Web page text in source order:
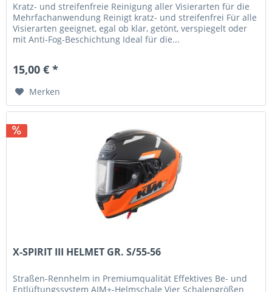
Kratz- und streifenfreie Reinigung aller Visierarten für die
Mehrfachanwendung Reinigt kratz- und streifenfrei Für alle
Visierarten geeignet, egal ob klar, getönt, verspiegelt oder
mit Anti-Fog-Beschichtung Ideal für die...
15,00 € *
Merken
X-SPIRIT III HELMET GR. S/55-56
Straßen-Rennhelm in Premiumqualität Effektives Be- und
Entlüftungssystem AIM+-Helmschale Vier Schalengrößen